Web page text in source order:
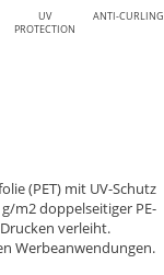
UV
PROTECTION
ANTI-CURLING
(PET) mit UV-Schutz
m2 doppelseitiger PE-
verleiht.
Werbeanwendungen.